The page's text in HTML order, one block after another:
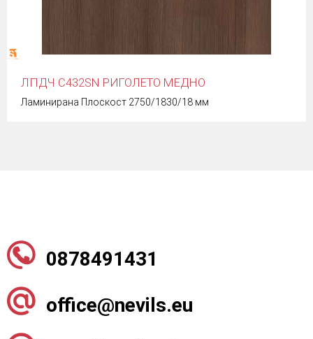
ЛПДЧ C432SN РИГОЛЕТО МЕДНО
Ламинирана Плоскост 2750/1830/18 мм
0878491431
office@nevils.eu